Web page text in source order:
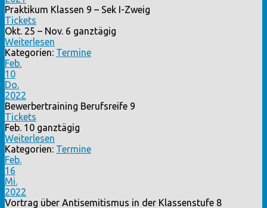
Praktikum Klassen 9 – Sek I-Zweig
Tickets
Okt. 25 – Nov. 6 ganztägig
Weiterlesen
Kategorien: Termine
Feb.
10
Do.
2022
Bewerbertraining Berufsreife 9
Tickets
Feb. 10 ganztägig
Weiterlesen
Kategorien: Termine
Feb.
16
Mi.
2022
Vortrag über Antisemitismus in der Klassenstufe 8